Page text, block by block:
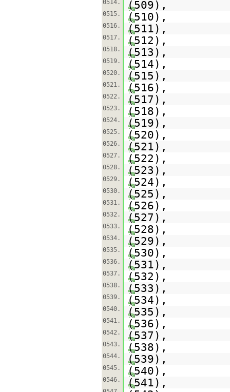
0514. (509),
0515. (510),
0516. (511),
0517. (512),
0518. (513),
0519. (514),
0520. (515),
0521. (516),
0522. (517),
0523. (518),
0524. (519),
0525. (520),
0526. (521),
0527. (522),
0528. (523),
0529. (524),
0530. (525),
0531. (526),
0532. (527),
0533. (528),
0534. (529),
0535. (530),
0536. (531),
0537. (532),
0538. (533),
0539. (534),
0540. (535),
0541. (536),
0542. (537),
0543. (538),
0544. (539),
0545. (540),
0546. (541),